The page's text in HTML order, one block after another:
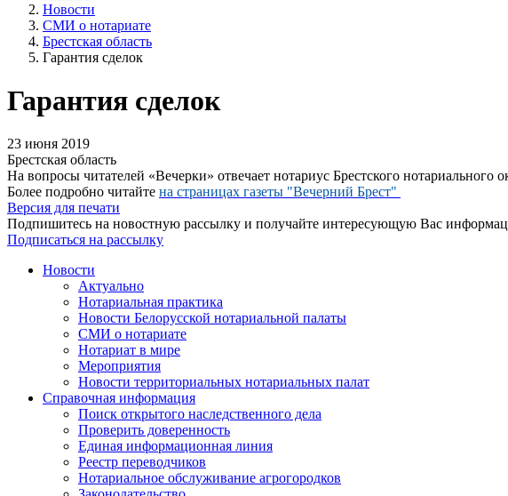
Новости
СМИ о нотариате
Брестская область
Гарантия сделок
Гарантия сделок
23 июня 2019
Брестская область
На вопросы читателей «Вечерки» отвечает нотариус Брестского
Более подробно читайте на страницах газеты "Вечерний Брест"
Версия для печати
Подпишитесь на новостную рассылку и получайте интересующую Вас
Подписаться на рассылку
Новости
Актуально
Нотариальная практика
Новости Белорусской нотариальной палаты
СМИ о нотариате
Нотариат в мире
Мероприятия
Новости территориальных нотариальных палат
Справочная информация
Поиск открытого наследственного дела
Проверить доверенность
Единая информационная линия
Реестр переводчиков
Нотариальное обслуживание агрогородков